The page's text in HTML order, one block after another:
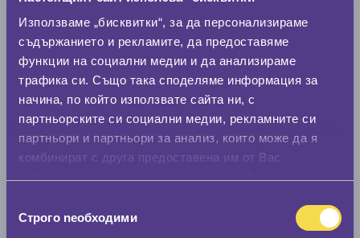
Използваме „бисквитки“, за да персонализираме
съдържанието и рекламите, да предоставяме
функции на социални медии и да анализираме
трафика си. Също така споделяме информация за
начина, по който използвате сайта ни, с
партньорските си социални медии, рекламните си
партньори и партньори за анализ, които може да я
комбинират с друга предоставена им от Вас
наСтрого nеобходими
Нов размер
Стар размер
0 мм.